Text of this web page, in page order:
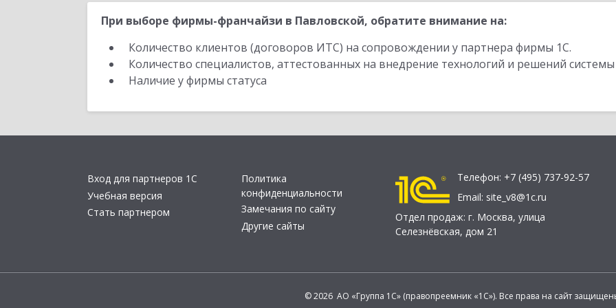
При выборе фирмы-франчайзи в Павловской, обратите внимание на:
Количество клиентов (договоров ИТС) на сопровождении у партнера фирмы 1С.
Количество специалистов, аттестованных на внедрение технологий и решений
Наличие у фирмы статуса
Вход для партнеров 1С
Учебная версия
Стать партнером
Политика
конфиденциальности
Замечания по сайту
Другие сайты
Телефон: +7 (495) 737-92-57
Email: site_v8@1c.ru
Отдел продаж: г. Москва, улица
Селезнёвская, дом 21
© 2026 АО «Группа 1С» (правопреемник «1С»). Все права на сайт